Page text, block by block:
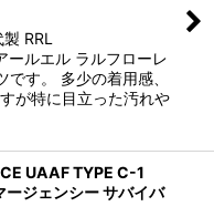
RRL
ールエル ラルフローレ
す。 多少の着用感、
が特に目立った汚れや
UAAF TYPE C-1
ジェンシー サバイバ